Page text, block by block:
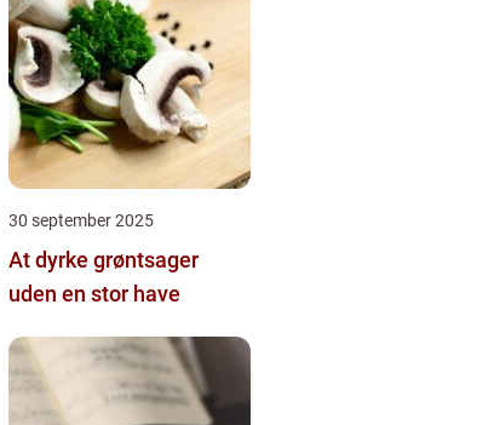
30 september 2025
At dyrke grøntsager
uden en stor have